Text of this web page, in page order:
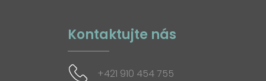
Kontaktujte nás
+421 910 454 755